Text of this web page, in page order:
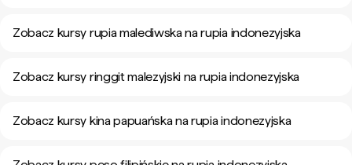
Zobacz kursy rupia malediwska na rupia indonezyjska
Zobacz kursy ringgit malezyjski na rupia indonezyjska
Zobacz kursy kina papuańska na rupia indonezyjska